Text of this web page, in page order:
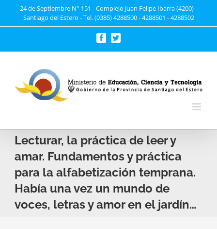
24 de Septiembre N° 151 - Complejo Juan Felipe Ibarra (4200) -
Santiago del Estero - Tel. (0385) 4288500 - 4288501 - 4288502
FacebookTwitter
Lecturar, la práctica de leer y
amar. Fundamentos y práctica
para la alfabetización temprana.
Había una vez un mundo de
voces, letras y amor en el jardín…